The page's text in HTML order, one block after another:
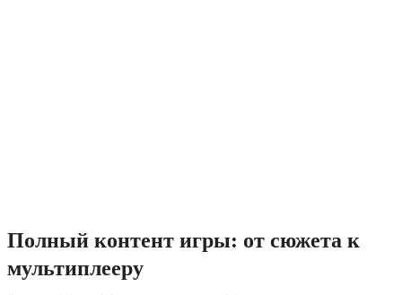
Полный контент игры: от сюжета к
мультиплееру